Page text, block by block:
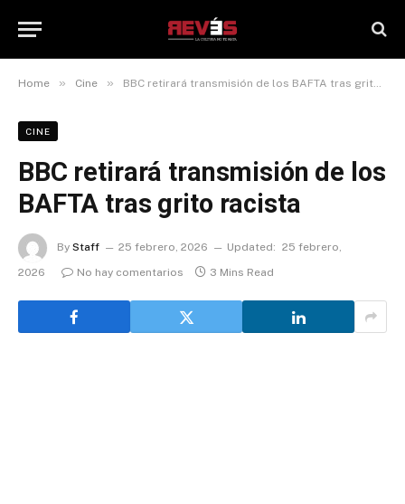
Home » Cine » BBC retirará transmisión de los BAFTA tras grito racista
CINE
BBC retirará transmisión de los
BAFTA tras grito racista
By Staff 25 febrero, 2026 Updated: 25 febrero,
2026
No hay comentarios 3 Mins Read